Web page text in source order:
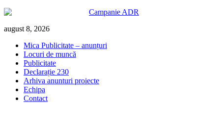
Skip
content
august 8, 2026
Mica Publicitate – anunțuri
Locuri de muncă
Publicitate
Declarație 230
Arhiva anunturi proiecte
Echipa
Contact